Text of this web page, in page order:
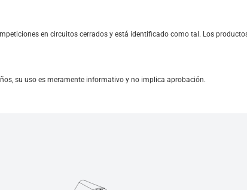
en circuitos cerrados y está identificado como tal. Los
su uso es meramente informativo y no implica aprobación.